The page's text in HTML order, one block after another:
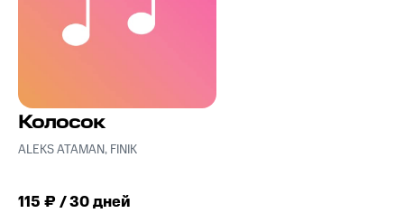
Колосок
ALEKS ATAMAN, FINIK
115 ₽ / 30 дней